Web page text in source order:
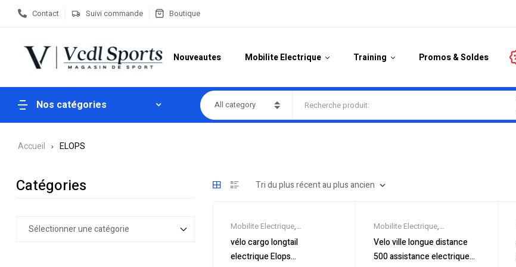
Contact Suivi commande Boutique
Nouveautes Mobilite Electrique Training Promos & Soldes
Nos catégories All category
Accueil ELOPS
Mobilite Electrique,
Nouveautes,Promos &
Soldes,Tricycles & Cargos
vélo cargo longtail
electrique Elops
Mobilite Electrique,
Nouveautes,Promos &
Soldes,Vélo électrique ville,
Velo ville longue distance
500 assistance electrique
Catégories